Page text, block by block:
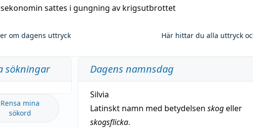
sattes i gungning av krigsutbrottet
om dagens uttryck Här hittar du alla uttryck
sökningar
Rensa mina
sökord
Dagens namnsdag
Silvia
Latinskt namn med betydelsen skogeller
skogsflicka.